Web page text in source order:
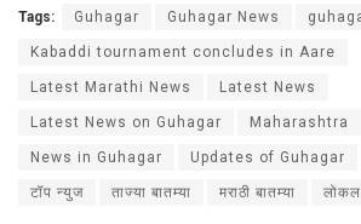
Tags: Guhagar Guhagar News
Kabaddi tournament concludes in Aare
Latest Marathi News Latest News
Latest News on Guhagar Maharashtra
News in Guhagar Updates of Guhagar
टॉप न्युज ताज्या बातम्या मराठी बातम्या